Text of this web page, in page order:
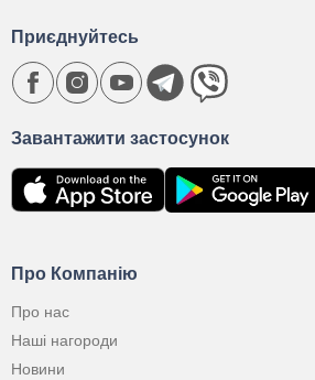
Про Компанію
Про нас
Наші нагороди
Новини
Завантажити застосунок
Приєднуйтесь